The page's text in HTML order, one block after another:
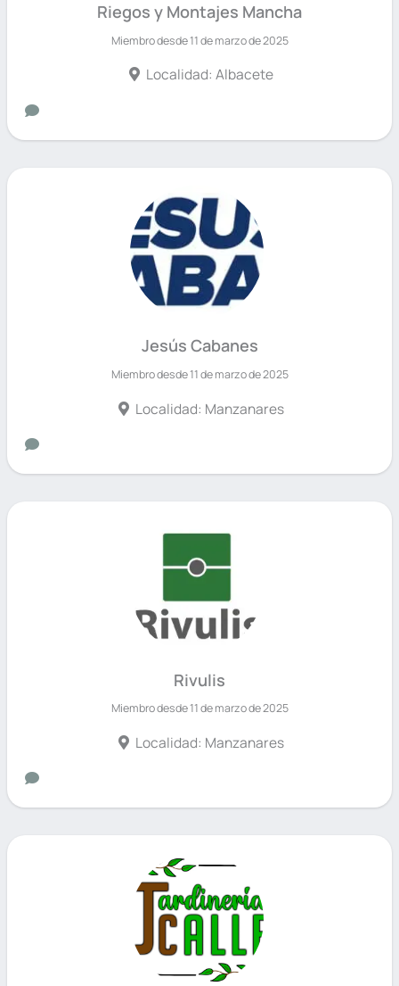
Riegos y Montajes Mancha
Miembro desde 11 de marzo de 2025
Localidad: Albacete
Jesús Cabanes
Miembro desde 11 de marzo de 2025
Localidad: Manzanares
Rivulis
Miembro desde 11 de marzo de 2025
Localidad: Manzanares